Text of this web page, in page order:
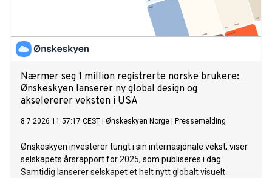
Nærmer seg 1 million registrerte norske brukere:
Ønskeskyen lanserer ny global design og
akselererer veksten i USA
8.7.2026 11:57:17 CEST Ønskeskyen Norge Pressemelding
Ønskeskyen investerer tungt i sin internasjonale vekst, viser
selskapets årsrapport for 2025, som publiseres i dag.
Samtidig lanserer selskapet et helt nytt globalt visuelt